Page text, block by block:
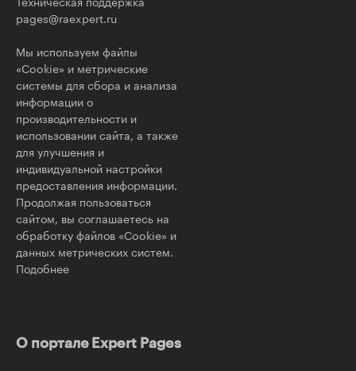
pages@raexpert.ru
Мы используем файлы
«Cookie» и метрические
системы для сбора и анализа
информации о
производительности и
использовании сайта, а также
для улучшения и
индивидуальной настройки
предоставления информации.
Продолжая пользоваться
сайтом, вы соглашаетесь на
обработку файлов «Cookie» и
данных метрических систем.
Подобнее
О портале Expert Pages